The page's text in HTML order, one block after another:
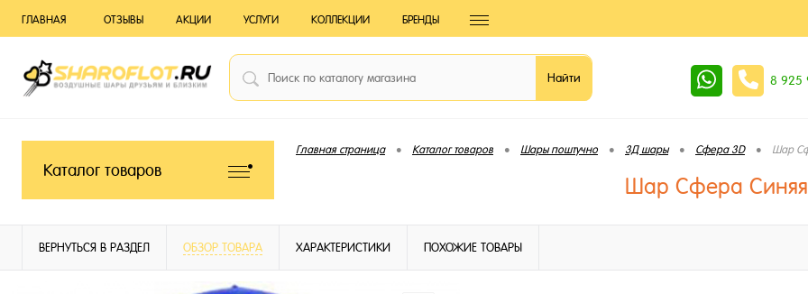
ГЛАВНАЯ ОТЗЫВЫ АКЦИИ УСЛУГИ КОЛЛЕКЦИИ БРЕНДЫ
8 925
Каталог товаров
Главная страница • Каталог товаров • Шары поштучно • 3Д шары • Сфера 3D • Шар
Шар Сфера
ВЕРНУТЬСЯ В РАЗДЕЛ ОБЗОР ТОВАРА ХАРАКТЕРИСТИКИ ПОХОЖИЕ ТОВАРЫ